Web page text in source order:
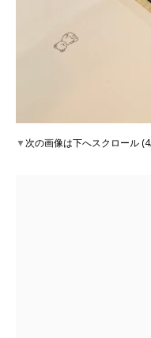
▼次の画像は下へスクロール